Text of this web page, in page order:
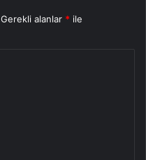
Gerekli alanlar * ile